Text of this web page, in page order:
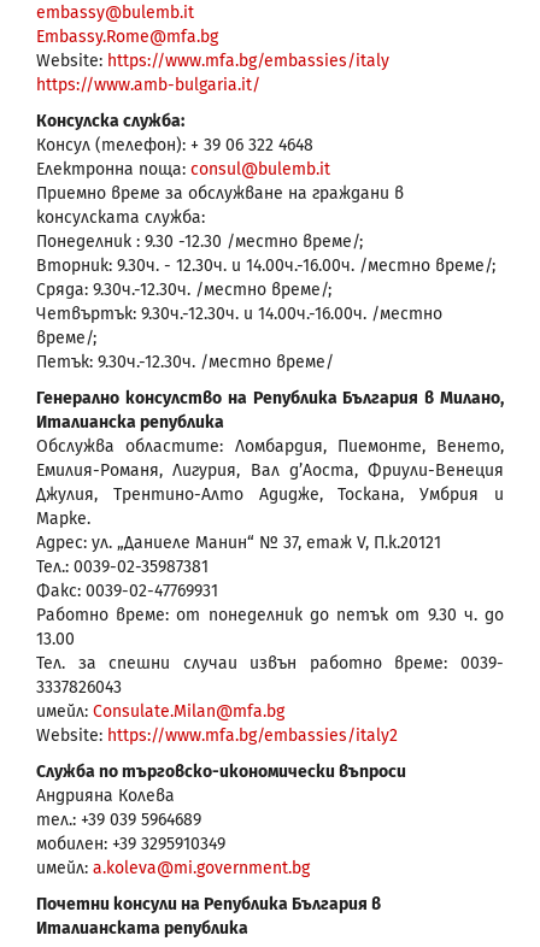
embassy@bulemb.it
Embassy.Rome@mfa.bg
Website: https://www.mfa.bg/embassies/italy
https://www.amb-bulgaria.it/
Консулска служба:
Консул (телефон): + 39 06 322 4648
Електронна поща: consul@bulemb.it
Приемно време за обслужване на граждани в
консулската служба:
Понеделник : 9.30 -12.30 /местно време/;
Вторник: 9.30ч. - 12.30ч. и 14.00ч.-16.00ч. /местно време/;
Сряда: 9.30ч.-12.30ч. /местно време/;
Четвъртък: 9.30ч.-12.30ч. и 14.00ч.-16.00ч. /местно
време/;
Петък: 9.30ч.-12.30ч. /местно време/
Генерално консулство на Република България в Милано,
Италианска република
Обслужва областите: Ломбардия, Пиемонте, Венето,
Емилия-Романя, Лигурия, Вал д’Аоста, Фриули-Венеция
Джулия, Трентино-Алто Адидже, Тоскана, Умбрия и
Марке.
Адрес: ул. „Даниеле Манин“ № 37, етаж V, П.к.20121
Тел.: 0039-02-35987381
Факс: 0039-02-47769931
Работно време: от понеделник до петък от 9.30 ч. до
13.00
Тел. за спешни случаи извън работно време: 0039-
3337826043
имейл: Consulate.Milan@mfa.bg
Website: https://www.mfa.bg/embassies/italy2
Служба по търговско-икономически въпроси
Андрияна Колева
тел.: +39 039 5964689
мобилен: +39 3295910349
имейл: a.koleva@mi.government.bg
Почетни консули на Република България в
Италианската република